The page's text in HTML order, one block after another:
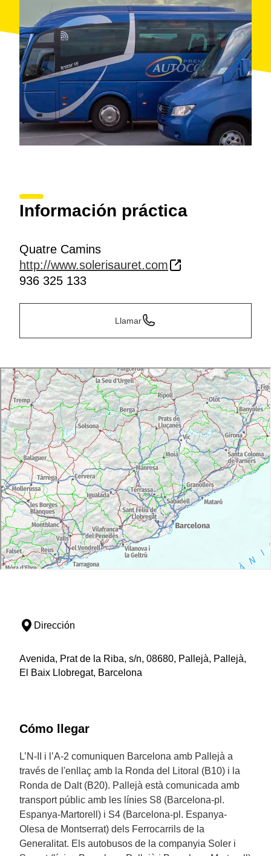
Información práctica
Quatre Camins
http://www.solerisauret.com
936 325 133
Llamar
Dirección
Avenida, Prat de la Riba, s/n, 08680, Pallejà, Pallejà,
El Baix Llobregat, Barcelona
Cómo llegar
L’N-II i l’A-2 comuniquen Barcelona amb Pallejà a
través de l'enllaç amb la Ronda del Litoral (B10) i la
Ronda de Dalt (B20). Pallejà està comunicada amb
transport públic amb les línies S8 (Barcelona-pl.
Espanya-Martorell) i S4 (Barcelona-pl. Espanya-
Olesa de Montserrat) dels Ferrocarrils de la
Generalitat. Els autobusos de la companyia Soler i